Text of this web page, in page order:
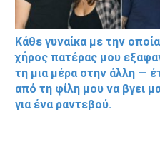
Κάθε γυναίκα με την
χήρος πατέρας μου
τη μια μέρα στην άλλη —
από τη φίλη μου να βγει
για ένα ραντεβού.